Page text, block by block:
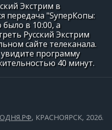
Экстрим в
передача "SуперКопы:
в 10:00, а
Русский Экстрим
сайте телеканала.
программу
40 минут.
, КРАСНОЯРСК, 2026.